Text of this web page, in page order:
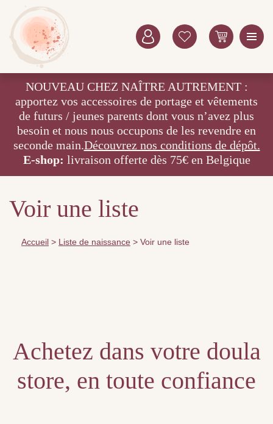
NOUVEAU CHEZ NAÎTRE AUTREMENT :
apportez vos accessoires de portage et vêtements
de futurs / jeunes parents dont vous n’avez plus
besoin et nous nous occupons de les revendre en
seconde main.Découvrez nos conditions de dépôt.
E-shop: livraison offerte dès 75€ en Belgique
Voir une liste
Accueil > Liste de naissance > Voir une liste
Achetez dans votre doula
store, en toute confiance